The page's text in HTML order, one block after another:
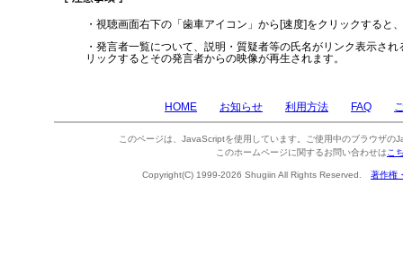
・視聴画面右下の「歯車アイコン」から[速度]をクリックすると
・発言者一覧について、説明・質疑者等の氏名がリンク表示さ
リックするとその発言者からの映像が再生されます。
HOME お知らせ 利用方法 FAQ
このページは、JavaScriptを使用しています。ご使用中のブラウザの
このホームページに関するお問い合わせは こ
Copyright(C) 1999-2026 Shugiin All Rights Reserved. 著作権